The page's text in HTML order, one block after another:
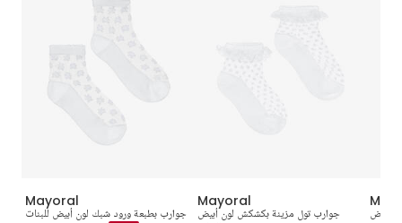
Mayoral
جوارب بطبعة ورود شبك لون أبيض للبنات
Mayoral
جوارب تول مزينة بكشكش لون أبيض
أبيض